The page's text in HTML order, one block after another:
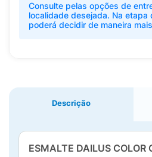
Consulte pelas opções de
localidade desejada. Na etapa
poderá decidir de maneira
Descrição
ESMALTE DAILUS COLOR